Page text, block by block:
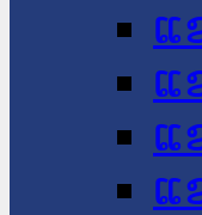
ແ
ແ
ແ
ແ